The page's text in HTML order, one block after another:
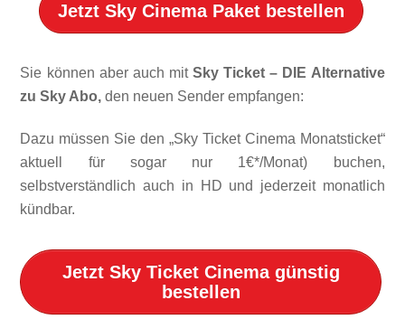
Jetzt Sky Cinema Paket bestellen
Sie können aber auch mitSky Ticket – DIE Alternative
zu Sky Abo,den neuen Sender empfangen:
Dazu müssen Sie den „Sky Ticket Cinema Monatsticket“
aktuell für sogar nur 1€*/Monat) buchen,
selbstverständlich auch in HD und jederzeit monatlich
kündbar.
Jetzt Sky Ticket Cinema günstig
bestellen